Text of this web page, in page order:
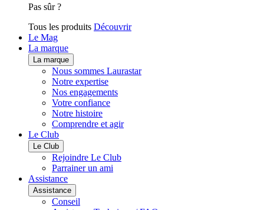
Pas sûr ?
Tous les produits Découvrir
Le Mag
La marque
La marque
Nous sommes Laurastar
Notre expertise
Nos engagements
Votre confiance
Notre histoire
Comprendre et agir
Le Club
Le Club
Rejoindre Le Club
Parrainer un ami
Assistance
Assistance
Conseil